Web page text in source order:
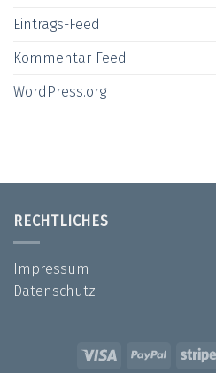
Eintrags-Feed
Kommentar-Feed
WordPress.org
RECHTLICHES
Impressum
Datenschutz